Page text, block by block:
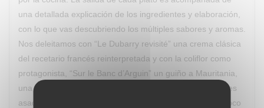
una detallada explicación de los ingredientes y elaboración,
con lo que vas descubriendo los múltiples sabores y aromas.
Nos deleitamos con “Le Dubarry revisité” una crema clásica
del recetario francés reinterpretada y con la coliflor como
protagonista, “Sur le Banc d’Arguin” un guiño a Mauritania,
una ensalada de quinoa, mousse de foie gras y calamares
asados con caldo yodado, “Fricassée de Saint-Jaques coco